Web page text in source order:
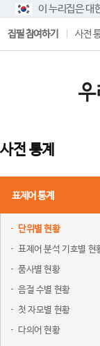
이 누리집은 대
집필 참여하기 사전
사전 통계
표제어 통계
단위별 현황
표제어 분석 기호별 현
품사별 현황
음절 수별 현황
첫 자모별 현황
다의어 현황